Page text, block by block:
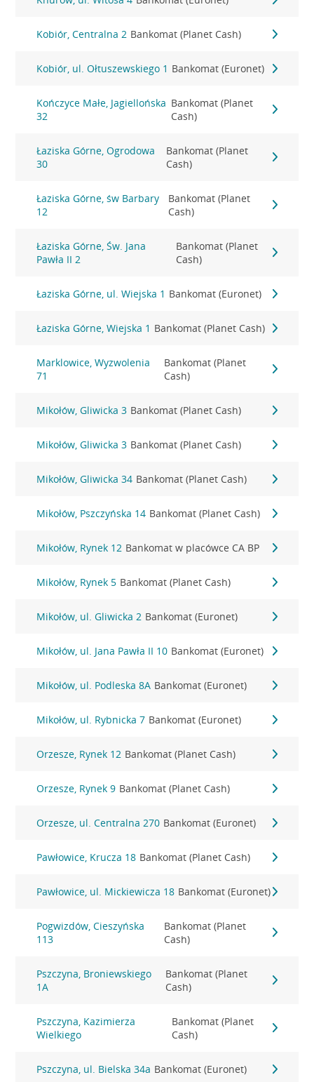
Kobiór, Centralna 2 Bankomat (Planet Cash)
Kobiór, ul. Ołtuszewskiego 1 Bankomat (Euronet)
Kończyce Małe, Jagiellońska
32
Bankomat (Planet
Cash)
Łaziska Górne, Ogrodowa
30
Bankomat (Planet
Cash)
Łaziska Górne, św Barbary
12
Bankomat (Planet
Cash)
Łaziska Górne, Św. Jana
Pawła II 2
Bankomat (Planet
Cash)
Łaziska Górne, ul. Wiejska 1 Bankomat (Euronet)
Łaziska Górne, Wiejska 1 Bankomat (Planet Cash)
Marklowice, Wyzwolenia
71
Bankomat (Planet
Cash)
Mikołów, Gliwicka 3 Bankomat (Planet Cash)
Mikołów, Gliwicka 3 Bankomat (Planet Cash)
Mikołów, Gliwicka 34 Bankomat (Planet Cash)
Mikołów, Pszczyńska 14 Bankomat (Planet Cash)
Mikołów, Rynek 12 Bankomat w placówce CA BP
Mikołów, Rynek 5 Bankomat (Planet Cash)
Mikołów, ul. Gliwicka 2 Bankomat (Euronet)
Mikołów, ul. Jana Pawła II 10 Bankomat (Euronet)
Mikołów, ul. Podleska 8A Bankomat (Euronet)
Mikołów, ul. Rybnicka 7 Bankomat (Euronet)
Orzesze, Rynek 12 Bankomat (Planet Cash)
Orzesze, Rynek 9 Bankomat (Planet Cash)
Orzesze, ul. Centralna 270 Bankomat (Euronet)
Pawłowice, Krucza 18 Bankomat (Planet Cash)
Pawłowice, ul. Mickiewicza 18 Bankomat (Euronet)
Pogwizdów, Cieszyńska
113
Bankomat (Planet
Cash)
Pszczyna, Broniewskiego
1A
Bankomat (Planet
Cash)
Pszczyna, Kazimierza
Wielkiego
Bankomat (Planet
Cash)
Pszczyna, ul. Bielska 34a Bankomat (Euronet)